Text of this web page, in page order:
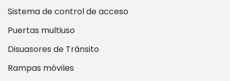
Sistema de control de acceso
Puertas multiuso
Disuasores de Tránsito
Rampas móviles